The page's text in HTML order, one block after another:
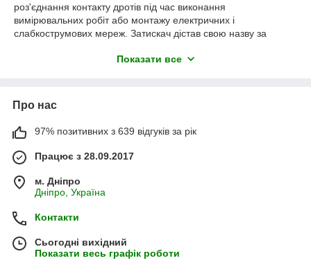
роз'єднання контакту дротів під час виконання
вимірювальних робіт або монтажу електричних і
слабкострумових мереж. Затискач дістав свою назву за
фігурних деталей із «крокодильними» зубцями, скріплених
монтується контактний дріт. Стиснення «челюстей»
забезпечується пружиною, вставленою з іншого боку
штифту. Для безпечної експлуатації затискача ручки мають
ізоляцію, виготовлену з ПВХ, що захистить від ураження
фахівця електричним струмом. Найчастіше затискачі
застосовуються парами чорного та червоного кольору
(50/50).
Показати все
Про нас
97% позитивних з 639 відгуків за рік
Працює з 28.09.2017
м. Дніпро
Дніпро, Україна
Контакти
Сьогодні вихідний
Показати весь графік роботи